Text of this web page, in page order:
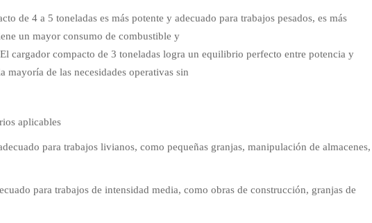
de 4 a 5 toneladas es más potente y adecuado para trabajos pesados, es más
un mayor consumo de combustible y
cargador compacto de 3 toneladas logra un equilibrio perfecto entre potencia y
mayoría de las necesidades operativas sin
aplicables
para trabajos livianos, como pequeñas granjas, manipulación de almacenes,
para trabajos de intensidad media, como obras de construcción, granjas de